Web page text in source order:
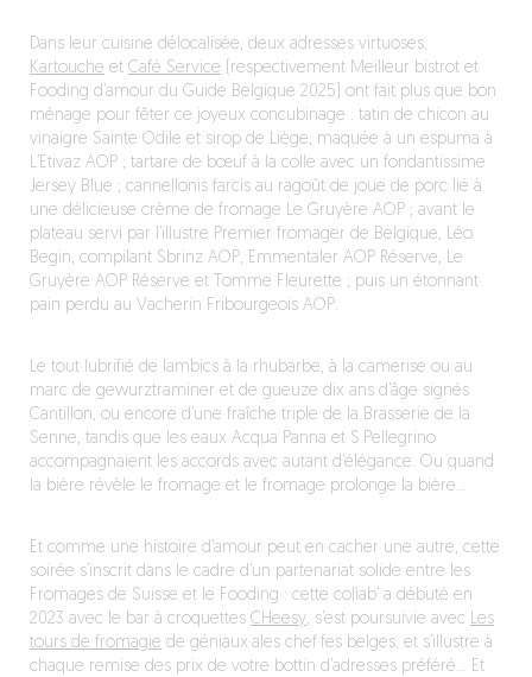
Dans leur cuisine délocalisée, deux adresses virtuoses,
Kartouche et Café Service (respectivement Meilleur bistrot et
Fooding d’amour du Guide Belgique 2025) ont fait plus que bon
ménage pour fêter ce joyeux concubinage : tatin de chicon au
vinaigre Sainte Odile et sirop de Liège, maquée à un espuma à
L’Etivaz AOP ; tartare de bœuf à la colle avec un fondantissime
Jersey Blue ; cannellonis farcis au ragoût de joue de porc lié à
une délicieuse crème de fromage Le Gruyère AOP ; avant le
plateau servi par l’illustre Premier fromager de Belgique, Léo
Begin, compilant Sbrinz AOP, Emmentaler AOP Réserve, Le
Gruyère AOP Réserve et Tomme Fleurette ; puis un étonnant
pain perdu au Vacherin Fribourgeois AOP.
Le tout lubrifié de lambics à la rhubarbe, à la camerise ou au
marc de gewurztraminer et de gueuze dix ans d’âge signés
Cantillon, ou encore d’une fraîche triple de la Brasserie de la
Senne, tandis que les eaux Acqua Panna et S.Pellegrino
accompagnaient les accords avec autant d’élégance. Ou quand
la bière révèle le fromage et le fromage prolonge la bière…
Et comme une histoire d’amour peut en cacher une autre, cette
soirée s’inscrit dans le cadre d’un partenariat solide entre les
Fromages de Suisse et le Fooding : cette collab’ a débuté en
2023 avec le bar à croquettes CHeesy, s’est poursuivie avec Les
tours de fromagie de géniaux·ales chef·fes belges, et s’illustre à
chaque remise des prix de votre bottin d’adresses préféré… Et